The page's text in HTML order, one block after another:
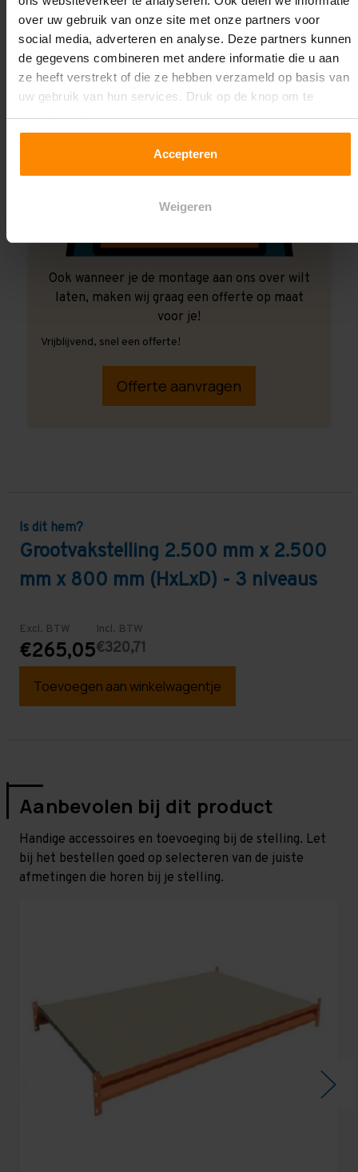
over uw gebruik van onze site met onze partners voor
social media, adverteren en analyse. Deze partners kunnen
de gegevens combineren met andere informatie die u aan
ze heeft verstrekt of die ze hebben verzameld op basis van
uw gebruik van hun services. Druk op de knop om te
accepteren!
Accepteren
Weigeren
Ook wanneer je de montage aan ons over wilt
laten, maken wij graag een offerte op maat
voor je!
Vrijblijvend, snel een offerte!
Offerte aanvragen
Is dit hem?
Grootvakstelling 2.500 mm x 2.500
mm x 800 mm (HxLxD) - 3 niveaus
Excl. BTW
€265,05
Incl. BTW
€320,71
Toevoegen aan winkelwagentje
Aanbevolen bij dit product
Handige accessoires en toevoeging bij de stelling. Let
bij het bestellen goed op selecteren van de juiste
afmetingen die horen bij je stelling.